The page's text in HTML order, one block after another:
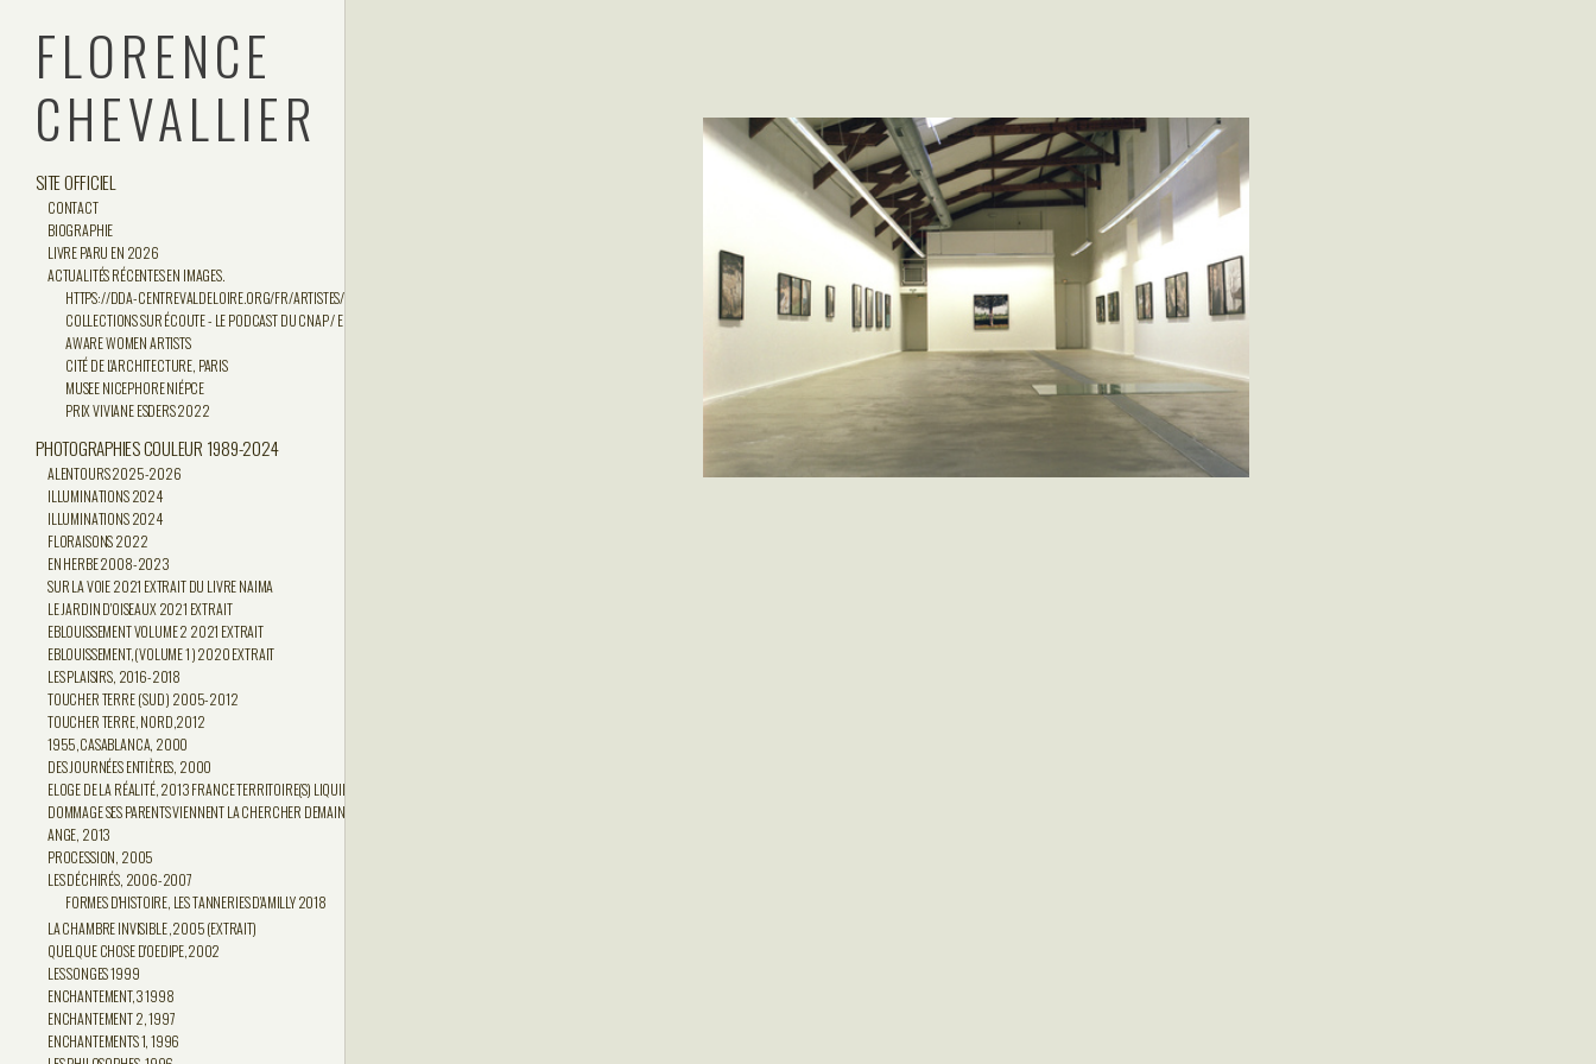
FLORENCE
CHEVALLIER
SITE OFFICIEL
CONTACT
BIOGRAPHIE
LIVRE PARU EN 2026
ACTUALITÉS RÉCENTES EN IMAGES.
HTTPS://DDA-CENTREVALDELOIRE.ORG/FR/ARTISTES/FLORENCE-CHEVALLIER/OEUVRES
COLLECTIONS SUR ÉCOUTE - LE PODCAST DU CNAP / EPISODE 1 - FLORENCE CHEVALLIER
AWARE WOMEN ARTISTS
CITÉ DE L'ARCHITECTURE, PARIS
MUSEE NICEPHORE NIÉPCE
PRIX VIVIANE ESDERS 2022
PHOTOGRAPHIES COULEUR 1989-2024
ALENTOURS 2025-2026
ILLUMINATIONS 2024
ILLUMINATIONS 2024
FLORAISONS 2022
EN HERBE 2008-2023
SUR LA VOIE 2021 EXTRAIT DU LIVRE NAIMA
LE JARDIN D'OISEAUX 2021 EXTRAIT
EBLOUISSEMENT VOLUME 2 2021 EXTRAIT
EBLOUISSEMENT,( VOLUME 1 ) 2020 EXTRAIT
LES PLAISIRS, 2016-2018
TOUCHER TERRE ( SUD ) 2005-2012
TOUCHER TERRE, NORD,2012
1955,CASABLANCA, 2000
DES JOURNÉES ENTIÈRES, 2000
ELOGE DE LA RÉALITÉ, 2013 FRANCE TERRITOIRE(S) LIQUIDES, 2013
DOMMAGE SES PARENTS VIENNENT LA CHERCHER DEMAIN, 2018
ANGE, 2013
PROCESSION, 2005
LES DÉCHIRÉS, 2006-2007
FORMES D'HISTOIRE, LES TANNERIES D'AMILLY 2018
LA CHAMBRE INVISIBLE ,2005 (EXTRAIT)
QUELQUE CHOSE D'OEDIPE,2002
LES SONGES 1999
ENCHANTEMENT,3 1998
ENCHANTEMENT 2, 1997
ENCHANTEMENTS 1, 1996